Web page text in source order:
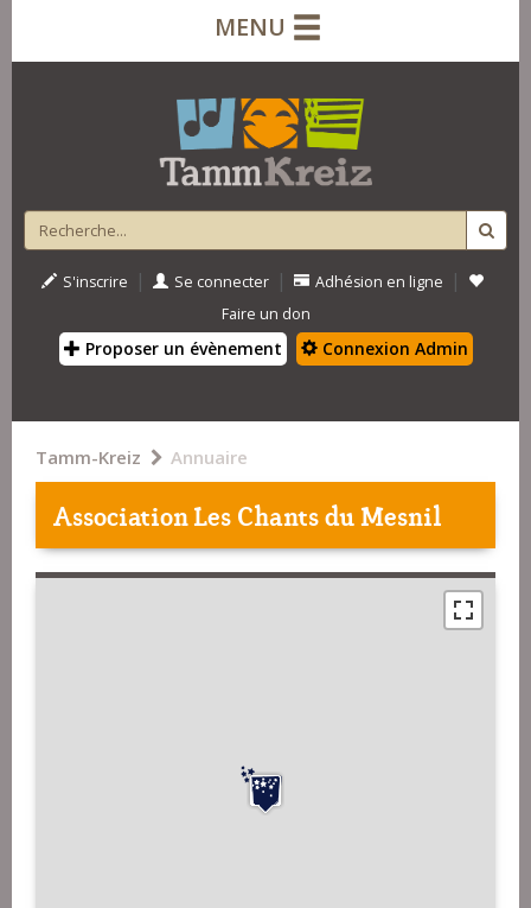
MENU
S'inscrire | Se connecter | Adhésion en ligne |
Faire un don
Proposer un évènement Connexion Admin
Tamm-Kreiz Annuaire
Association Les Chants du Mesnil